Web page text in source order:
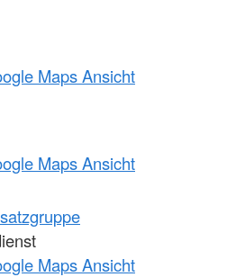
Maps Ansicht
Maps Ansicht
Maps Ansicht